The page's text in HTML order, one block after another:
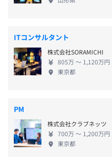
【ビジネス・サービスサイド】
代表＋執行役（計2名）
【システムサイド】
PM兼テックリード1名（
※今後拡大予定
◆外部セミナー参加可
毎月データ・数値を換算し
れ、給与に反映。
マネージメントスキルや、
ど、一見数値にしにくい個
勉強など、 会社負担でス
か？
ITコンサルタント
株式会社SORAMICHI
805万 〜 1,120万円
東京都
PM
株式会社クラブネッツ
700万 〜 1,200万円
東京都